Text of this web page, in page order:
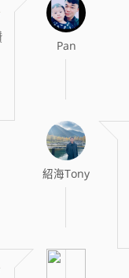
Pan
紹海Tony